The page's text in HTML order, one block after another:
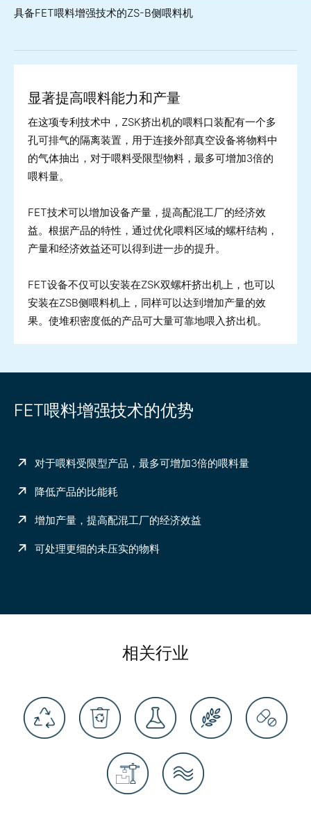
具备FET喂料增强技术的ZS-B侧喂料机
显著提高喂料能力和产量
在这项专利技术中，ZSK挤出机的喂料口装配有一个多
孔可排气的隔离装置，用于连接外部真空设备将物料中
的气体抽出，对于喂料受限型物料，最多可增加3倍的
喂料量。
FET技术可以增加设备产量，提高配混工厂的经济效
益。根据产品的特性，通过优化喂料区域的螺杆结构，
产量和经济效益还可以得到进一步的提升。
FET设备不仅可以安装在ZSK双螺杆挤出机上，也可以
安装在ZSB侧喂料机上，同样可以达到增加产量的效
果。使堆积密度低的产品可大量可靠地喂入挤出机。
FET喂料增强技术的优势
对于喂料受限型产品，最多可增加3倍的喂料量
降低产品的比能耗
增加产量，提高配混工厂的经济效益
可处理更细的未压实的物料
相关行业